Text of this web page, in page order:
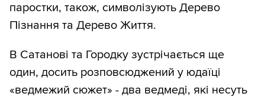
паростки, також, символізують Дерево
Пізнання та Дерево Життя.
В Сатанові та Городку зустрічається ще
один, досить розповсюджений у юдаїці
«ведмежий сюжет» - два ведмеді, які несуть